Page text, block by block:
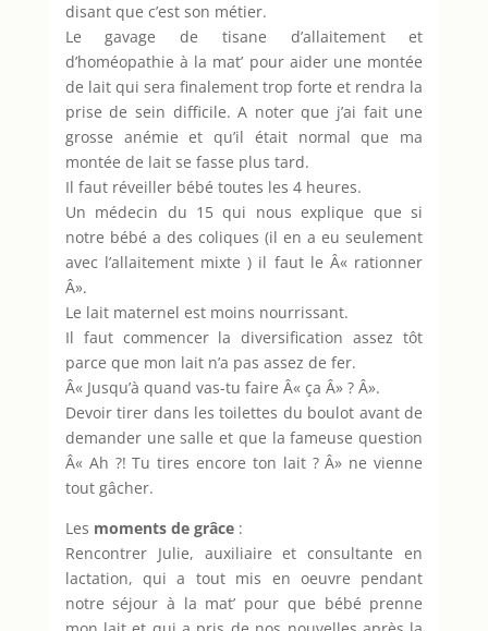
disant que c’est son métier.
Le gavage de tisane d’allaitement et
d’homéopathie à la mat’ pour aider une montée
de lait qui sera finalement trop forte et rendra la
prise de sein difficile. A noter que j’ai fait une
grosse anémie et qu’il était normal que ma
montée de lait se fasse plus tard.
Il faut réveiller bébé toutes les 4 heures.
Un médecin du 15 qui nous explique que si
notre bébé a des coliques (il en a eu seulement
avec l’allaitement mixte ) il faut le Â« rationner
Â».
Le lait maternel est moins nourrissant.
Il faut commencer la diversification assez tôt
parce que mon lait n’a pas assez de fer.
Â« Jusqu’à quand vas-tu faire Â« ça Â» ? Â».
Devoir tirer dans les toilettes du boulot avant de
demander une salle et que la fameuse question
Â« Ah ?! Tu tires encore ton lait ? Â» ne vienne
tout gâcher.
Les moments de grâce:
Rencontrer Julie, auxiliaire et consultante en
lactation, qui a tout mis en oeuvre pendant
notre séjour à la mat’ pour que bébé prenne